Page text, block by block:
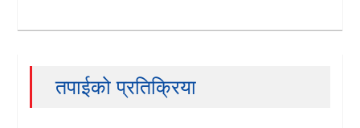
तपाईको प्रतिक्रिया